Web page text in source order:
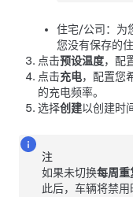
住宅/公司：为
您没有保存的
点击预设温度，配
点击充电，配置您
的充电频率。
选择创建以创建时
注
如果未切换每周重
此后，车辆将禁